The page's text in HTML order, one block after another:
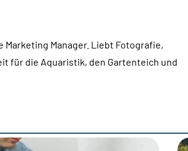
Manager. Liebt Fotografie,
für die Aquaristik, den Gartenteich und